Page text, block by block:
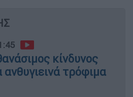
κίνδυνος
τρόφιμα